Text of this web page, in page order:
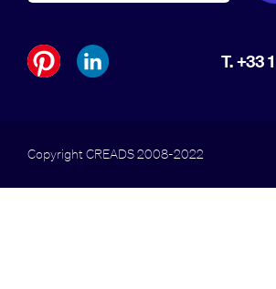
T. +33
Copyright CREADS 2008-2022